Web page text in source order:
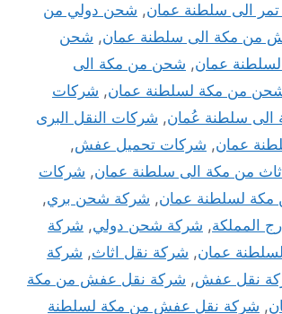
الى سلطنة عمان, شحن دولي من
من مكة الى سلطنة عمان, شحن
عمان, شحن من مكة الى
من مكة لسلطنة عمان, شركات
الى سلطنة عُمان, شركات النقل البرى
عمان, شركات تحميل عفش,
من مكة الى سلطنة عمان, شركات
لسلطنة عمان, شركة شحن بري,
المملكة, شركة شحن دولي, شركة
عمان, شركة نقل اثاث, شركة
نقل عفش, شركة نقل عفش من مكة
, شركة نقل عفش من مكة لسلطنة